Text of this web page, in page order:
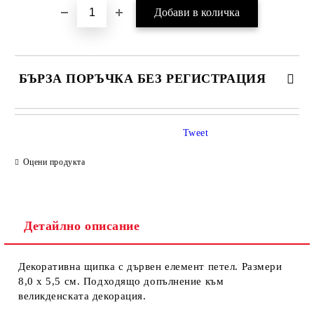
БЪРЗА ПОРЪЧКА БЕЗ РЕГИСТРАЦИЯ
Оцени продукта
Tweet
Детайлно описание
Декоративна щипка с дървен елемент петел. Размери
8,0 х 5,5 см. Подходящо допълнение към
великденската декорация.